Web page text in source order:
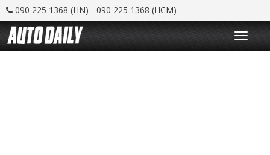
090 225 1368 (HN) - 090 225 1368 (HCM)
T
o
g